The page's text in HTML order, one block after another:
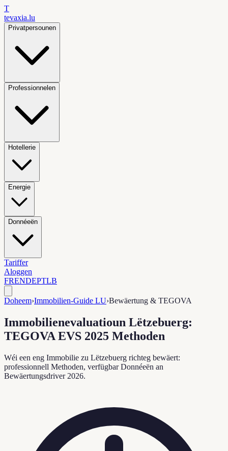
T
tevaxia.lu
Privatpersounen
Professionnelen
Hotellerie
Energie
Donnéeën
Tariffer
Aloggen
FRENDEPTLB
Doheem›Immobilien-Guide LU›Bewäertung & TEGOVA
Immobilienevaluatioun Lëtzebuerg:
TEGOVA EVS 2025 Methoden
Wéi een eng Immobilie zu Lëtzebuerg richteg bewäert:
professionnell Methoden, verfügbar Donnéeën an
Bewäertungsdriver 2026.